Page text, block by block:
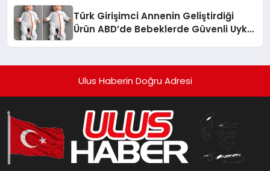
Türk Girişimci Annenin Geliştirdiği
Ürün ABD’de Bebeklerde Güvenli Uyku
Ulus Haberin Doğru Adresi